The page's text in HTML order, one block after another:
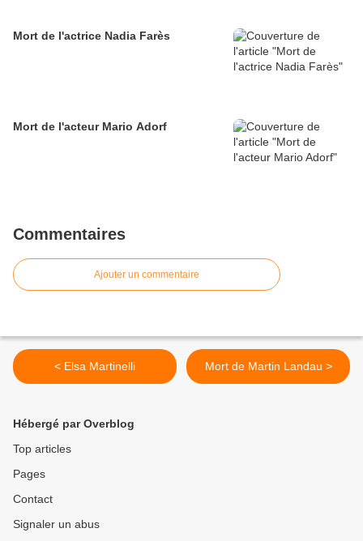
Mort de l'actrice Nadia Farès
Mort de l'acteur Mario Adorf
Commentaires
Ajouter un commentaire
< Elsa Martinelli Mort de Martin Landau >
Hébergé par Overblog
Top articles
Pages
Contact
Signaler un abus